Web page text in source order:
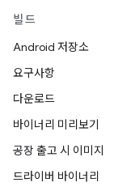
빌드
Android 저장소
요구사항
다운로드
바이너리 미리보기
공장 출고 시 이미지
드라이버 바이너리